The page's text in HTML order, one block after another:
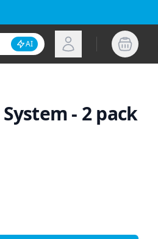
Inaktivera AI-sökning
AI Logga in
- 2 pack